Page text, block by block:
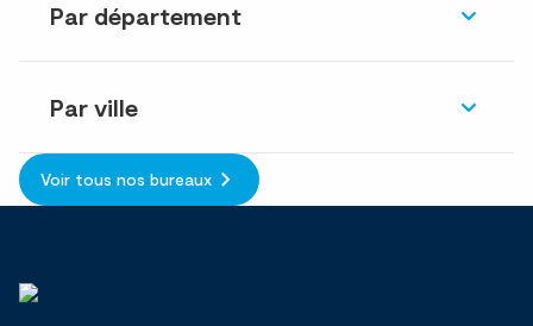
Par département
Par ville
Voir tous nos bureaux